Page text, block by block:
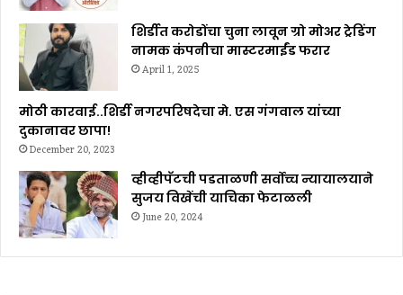
शिर्डीत करोडोंचा चुना लावून ग्रो मोअर ट्रेडिंग
नामक कंपनीचा मास्टरमाईंड फरार
April 1, 2025
मोठी कारवाई..शिर्डी नगरपरिषदेचा मे. एस गंगवाल यांच्या
दुकानावर छापा!
December 20, 2023
व्हीव्हीपॅटची पडताळणी सर्वोच्च न्यायालयाने
सुजय विखेंची याचिका फेटाळली
June 20, 2024